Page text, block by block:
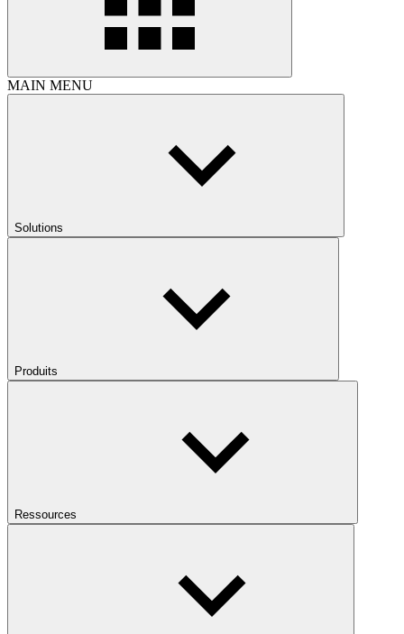
MAIN MENU
Solutions
Produits
Ressources